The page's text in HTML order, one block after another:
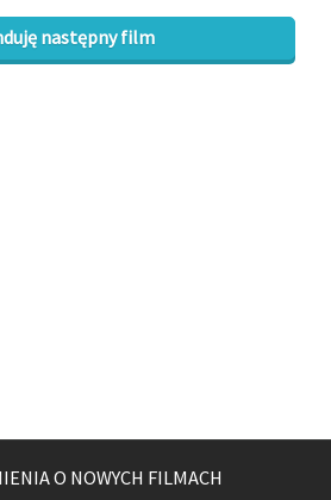
NEWSLETTER
następny film
O NOWYCH FILMACH